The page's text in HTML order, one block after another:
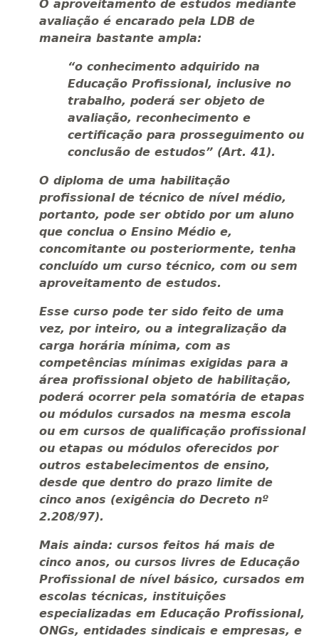
O aproveitamento de estudos mediante
avaliação é encarado pela LDB de
maneira bastante ampla:
“o conhecimento adquirido na
Educação Profissional, inclusive no
trabalho, poderá ser objeto de
avaliação, reconhecimento e
certificação para prosseguimento ou
conclusão de estudos” (Art. 41).
O diploma de uma habilitação
profissional de técnico de nível médio,
portanto, pode ser obtido por um aluno
que conclua o Ensino Médio e,
concomitante ou posteriormente, tenha
concluído um curso técnico, com ou sem
aproveitamento de estudos.
Esse curso pode ter sido feito de uma
vez, por inteiro, ou a integralização da
carga horária mínima, com as
competências mínimas exigidas para a
área profissional objeto de habilitação,
poderá ocorrer pela somatória de etapas
ou módulos cursados na mesma escola
ou em cursos de qualificação profissional
ou etapas ou módulos oferecidos por
outros estabelecimentos de ensino,
desde que dentro do prazo limite de
cinco anos (exigência do Decreto nº
2.208/97).
Mais ainda: cursos feitos há mais de
cinco anos, ou cursos livres de Educação
Profissional de nível básico, cursados em
escolas técnicas, instituições
especializadas em Educação Profissional,
ONGs, entidades sindicais e empresas, e